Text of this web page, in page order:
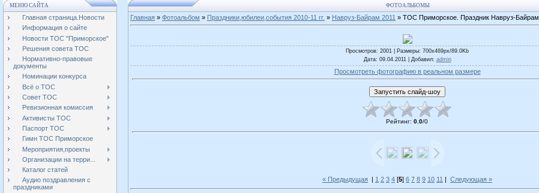
МЕНЮ САЙТА
Главная страница.Новости
Информация о сайте
Новости ТОС "Приморское"
Решения совета ТОС
Нормативно-правовые
документы
Номинации конкурса
Всё о ТОС
Совет ТОС
Ревизионная комиссия
Активисты ТОС
Паспорт ТОС
Гимн ТОС Приморское
Мероприятия,проекты
Организации на терри...
Каталог статей
Аудио поздравления с
праздниками
ФОТОАЛЬБОМЫ
Главная » Фотоальбом » Праздники,юбилеи,события 2010-11 гг. » Навруз-Байрам 2011 » ТОС Приморское. Праздник Навруз-Байрам
Просмотров: 2001 | Размеры: 700x469px/89.0Kb
Дата: 09.04.2011 | Добавил: admin
Просмотреть фотографию в реальном размере
Рейтинг: 0.0/0
« Предыдущая | 1 2 3 4 [5] 6 7 8 9 10 11 | Следующая »